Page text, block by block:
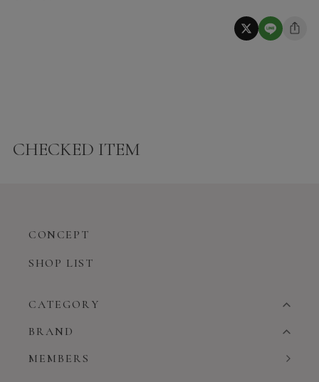
CHECKED ITEM
CONCEPT
SHOP LIST
CATEGORY
BRAND
MEMBERS